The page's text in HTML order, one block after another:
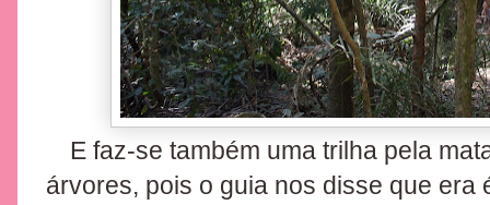
E faz-se também uma trilha pela
árvores, pois o guia nos disse que